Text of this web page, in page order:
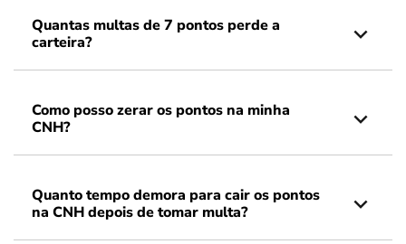
Quantas multas de 7 pontos perde a
carteira?
Como posso zerar os pontos na minha
CNH?
Quanto tempo demora para cair os pontos
na CNH depois de tomar multa?